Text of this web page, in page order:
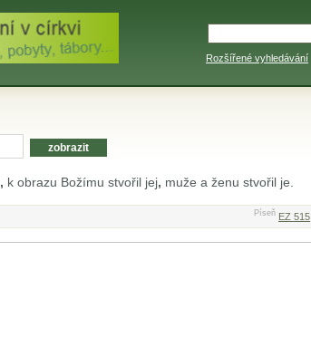
Rozšířené vyhledávání
, k obrazu Božímu stvořil jej, muže a ženu stvořil je.
Píseň EZ 515